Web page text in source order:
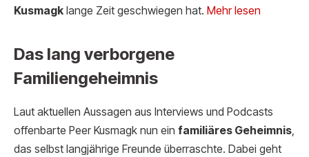
Kusmagk lange Zeit geschwiegen hat. Mehr lesen
Das lang verborgene
Familiengeheimnis
Laut aktuellen Aussagen aus Interviews und Podcasts
offenbarte Peer Kusmagk nun ein familiäres Geheimnis,
das selbst langjährige Freunde überraschte. Dabei geht